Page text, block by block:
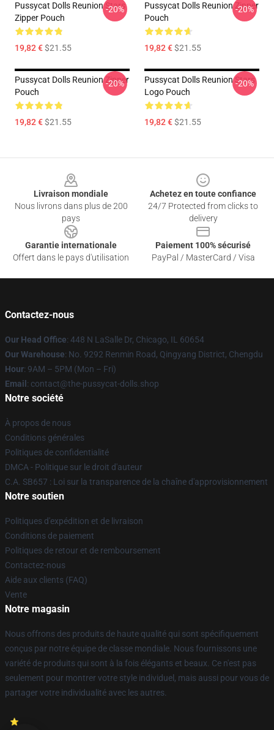
Pussycat Dolls Reunion Stars
Zipper Pouch
19,82 €$21.55
-20%
Pussycat Dolls Reunion Zipper
Pouch
19,82 €$21.55
-20%
Pussycat Dolls Reunion Zipper
Pouch
19,82 €$21.55
-20%
Pussycat Dolls Reunion Stars
Logo Pouch
19,82 €$21.55
-20%
Livraison mondiale
Nous livrons dans plus de 200
pays
Achetez en toute confiance
24/7 Protected from clicks to
delivery
Garantie internationale
Offert dans le pays d'utilisation
Paiement 100% sécurisé
PayPal / MasterCard / Visa
Contactez-nous
Our Head Office: 448 N LaSalle Dr, Chicago, IL 60654
Our Warehouse: No. 9292 Renmin Road, Qingyang District, Chengdu
Hour: 9AM – 5PM (Mon – Fri)
Email : contact@the-pussycat-dolls.shop
Notre société
À propos de nous
Conditions générales
Politiques de confidentialité
DMCA - Politique sur le droit d'auteur
C.A. SB657 : Loi sur la transparence de la chaîne d'approvisionnement
Notre soutien
Politiques d'expédition et de livraison
Conditions de paiement
Politiques de retour et de remboursement
Contactez-nous
Aide aux clients (FAQ)
Vente
Notre magasin
Nous offrons des produits de haute qualité qui sont spécifiquement
conçus par notre équipe de classe mondiale. Nous fournissons une
variété de produits qui sont à la fois élégants et beaux. Ce n'est pas
seulement pour montrer votre style individuel, mais aussi pour vous de
partager votre individualité avec les autres.